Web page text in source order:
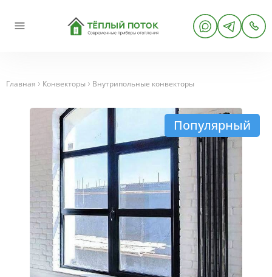
Главная Конвекторы Внутрипольные конвекторы
Популярный